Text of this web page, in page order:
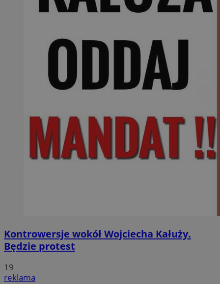
Kontrowersje wokół Wojciecha Kałuży.
Będzie protest
19
reklama